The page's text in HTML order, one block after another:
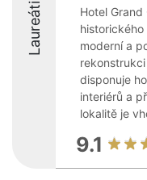
Laureáti
Hotel
moderní a
disponuje
interiérů a
lokalitě je
9.1